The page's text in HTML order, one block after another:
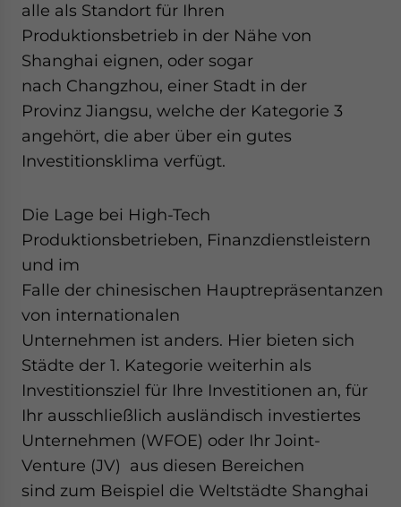
alle als Standort für Ihren
Produktionsbetrieb in der Nähe von
Shanghai eignen, oder sogar
nach Changzhou, einer Stadt in der
Provinz Jiangsu, welche der Kategorie 3
angehört, die aber über ein gutes
Investitionsklima verfügt.
Die Lage bei High-Tech
Produktionsbetrieben, Finanzdienstleistern
und im
Falle der chinesischen Hauptrepräsentanzen
von internationalen
Unternehmen ist anders. Hier bieten sich
Städte der 1. Kategorie weiterhin als
Investitionsziel für Ihre Investitionen an, für
Ihr ausschließlich ausländisch investiertes
Unternehmen (WFOE) oder Ihr Joint-
Venture (JV) aus diesen Bereichen
sind zum Beispiel die Weltstädte Shanghai